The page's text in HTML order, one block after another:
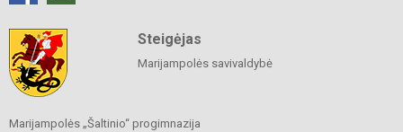
Steigėjas
Marijampolės savivaldybė
Marijampolės „Šaltinio“ progimnazija